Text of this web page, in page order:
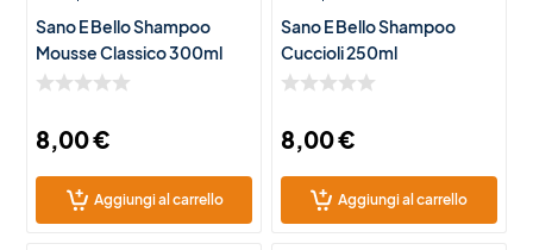
Sano E Bello Shampoo
Mousse Classico 300ml
8,00€
Aggiungi al carrello
Sano E Bello Shampoo
Cuccioli 250ml
8,00€
Aggiungi al carrello